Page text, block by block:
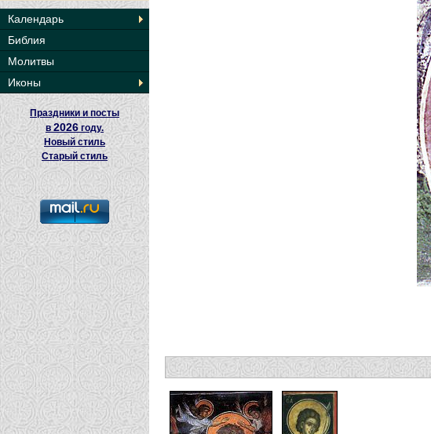
Календарь
Библия
Молитвы
Иконы
Праздники и посты
в2026 году.
Новый стиль
Старый стиль